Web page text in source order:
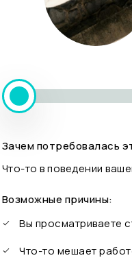
Зачем потребовалась
Что-то в поведении
Возможные причины:
Вы просматриваете
Что-то мешает